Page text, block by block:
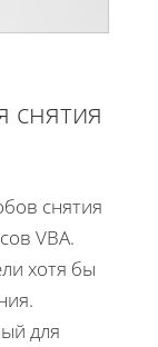
снятия
снятия
VBA.
хотя бы
для